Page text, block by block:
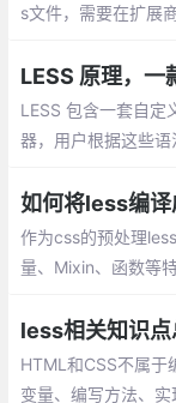
s文件，需要在扩展
s.json的文件
LESS 包含一套自定
器，用户根据这些
对应的 CSS 文件。
原有的特性，更不
是在现有 CSS 语法
作为css的预处理
量、Mixin、函数等
less相关知识点
HTML和CSS不属于
变量、编写方法、